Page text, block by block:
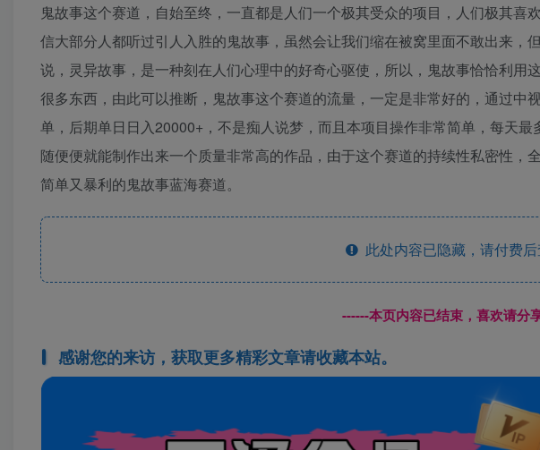
鬼故事这个赛道，自始至终，一直都是人们一个极其受众的项目，人们极其喜
信大部分人都听过引人入胜的鬼故事，虽然会让我们缩在被窝里面不敢出来，
说，灵异故事，是一种刻在人们心理中的好奇心驱使，所以，鬼故事恰恰利用
很多东西，由此可以推断，鬼故事这个赛道的流量，一定是非常好的，通过中
单，后期单日日入20000+，不是痴人说梦，而且本项目操作非常简单，每天
随便便就能制作出来一个质量非常高的作品，由于这个赛道的持续性私密性，
简单又暴利的鬼故事蓝海赛道。
此处内容已隐藏，请付费
------本页内容已结束，喜欢请分
感谢您的来访，获取更多精彩文章请收藏本站。